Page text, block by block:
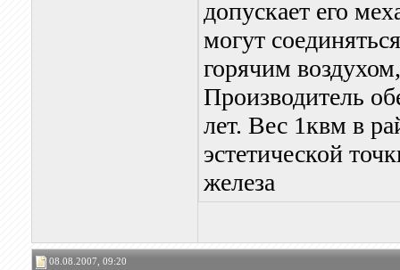
допускает его
могут
горячим
Производитель
лет. Вес 1квм в
эстетической
железа
08.08.2007, 09:20